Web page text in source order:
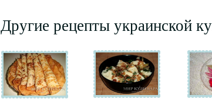
Другие рецепты украинской